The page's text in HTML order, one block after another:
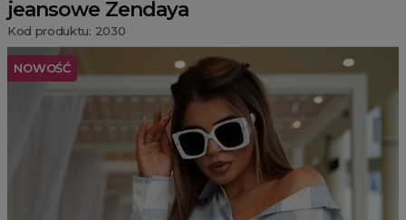
jeansowe Zendaya
Kod produktu: 2030
NOWOŚĆ